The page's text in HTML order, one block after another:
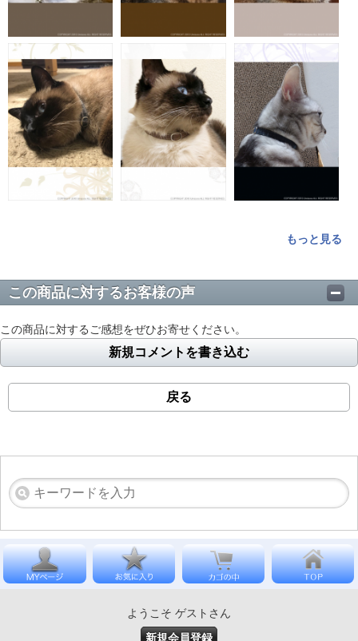
もっと見る
この商品に対するお客様の声
この商品に対するご感想をぜひお寄せください。
新規コメントを書き込む
戻る
ようこそ ゲストさん
新規会員登録